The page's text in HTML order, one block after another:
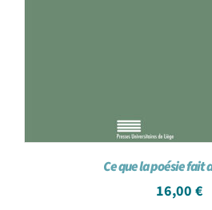
Ce que la poésie fait
16,00 €